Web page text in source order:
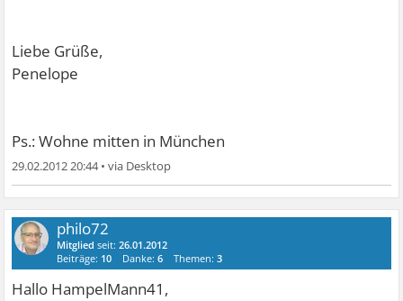
Liebe Grüße,
Penelope
Ps.: Wohne mitten in München
29.02.2012 20:44•
philo72
Mitglied seit:26.01.2012
Beiträge: 10 Danke:6 Themen:3
Hallo HampelMann41,